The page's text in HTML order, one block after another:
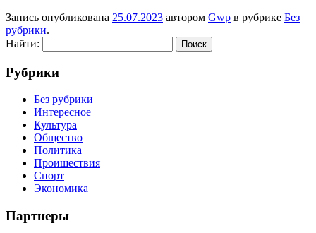
Запись опубликована 25.07.2023 автором Gwp в рубрике Без
рубрики.
Найти:
Рубрики
Без рубрики
Интересное
Культура
Общество
Политика
Проишествия
Спорт
Экономика
Партнеры